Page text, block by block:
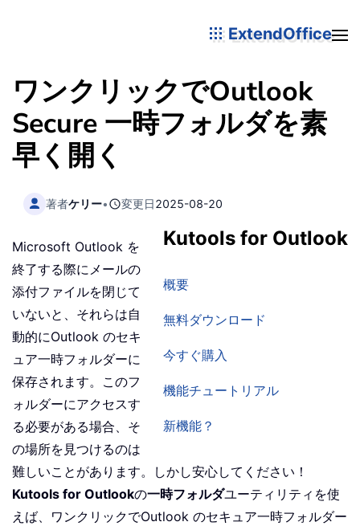
ExtendOffice
ワンクリックでOutlook
Secure 一時フォルダを素
早く開く
著者ケリー• 変更日2025-08-20
Kutools for Outlook
概要
無料ダウンロード
今すぐ購入
機能チュートリアル
新機能？
Microsoft Outlook を
終了する際にメールの
添付ファイルを閉じて
いないと、それらは自
動的にOutlook のセキ
ュア一時フォルダーに
保存されます。このフ
ォルダーにアクセスす
る必要がある場合、そ
の場所を見つけるのは
難しいことがあります。しかし安心してください！
Kutools for Outlookの一時フォルダユーティリティを使
えば、ワンクリックでOutlook のセキュア一時フォルダー